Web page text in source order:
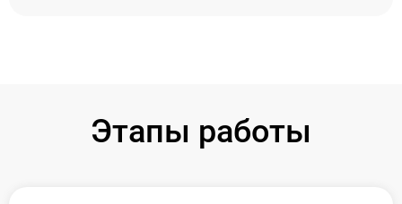
Этапы работы